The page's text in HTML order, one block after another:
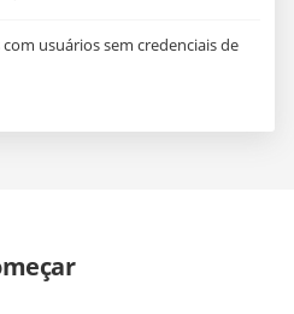
usuários sem credenciais de